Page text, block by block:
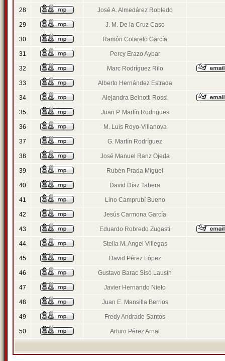
28 José A. Almedárez Robledo
29 J. M. De la Cruz Caso
30 Ramón Cotarelo García
31 Percy Erazo Aybar
32 Marc Rodríguez Rilo
33 Alberto Hernández Estrada
34 Alejandra Beinotti Rossi
35 Juan P. Martín Rodrigues
36 M. Luis Royo-Villanova
37 G. Martín Rodríguez
38 José Manuel Ranz Ojeda
39 Rubén Prada Miguel
40 David Díaz Tabera
41 Lino Camprubí Bueno
42 Jesús Carmona García
43 Eduardo Robredo Zugasti
44 Stella M. Angel Villegas
45 David Pérez López
46 Gustavo Barac Sisó Lausín
47 Javier Hernando Nieto
48 Juan E. Mansilla Berrios
49 Fredy Andrade Santos
50 Arturo Pérez Arnal